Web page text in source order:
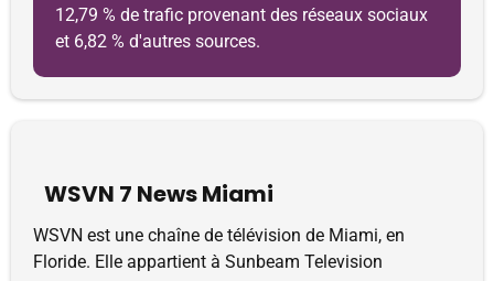
12,79 % de trafic provenant des réseaux sociaux
et 6,82 % d'autres sources.
WSVN 7 News Miami
WSVN est une chaîne de télévision de Miami, en
Floride. Elle appartient à Sunbeam Television